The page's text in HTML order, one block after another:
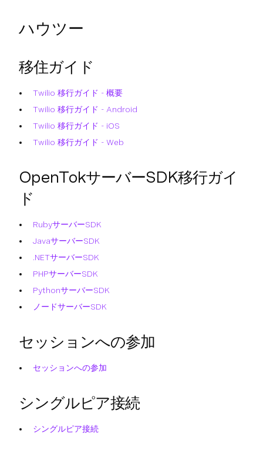
ハウツー
移住ガイド
Twilio 移行ガイド - 概要
Twilio 移行ガイド - Android
Twilio 移行ガイド - iOS
Twilio 移行ガイド - Web
OpenTokサーバーSDK移行ガイ
ド
RubyサーバーSDK
JavaサーバーSDK
.NETサーバーSDK
PHPサーバーSDK
PythonサーバーSDK
ノードサーバーSDK
セッションへの参加
セッションへの参加
シングルピア接続
シングルピア接続